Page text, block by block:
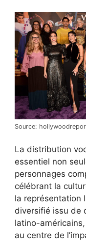
Source:
La distribution
essentiel non
personnages
célébrant la
la représentation
diversifié issu de
latino-
au centre de